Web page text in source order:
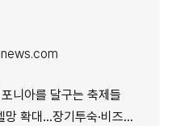
니아를 달구는 축제들
장기투숙·비즈니스 수요 공략